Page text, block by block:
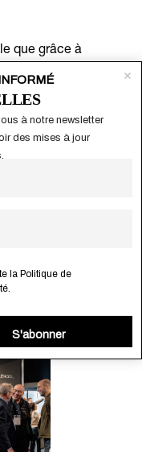
que grâce à
À chacun
notre
relation de
de
des
les
la Politique de
.
S'abonner
à notre newsletter
des mises à jour